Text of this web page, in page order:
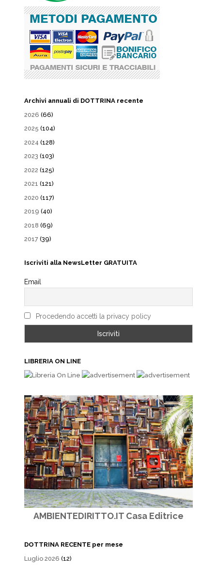
Archivi annuali di DOTTRINA recente
2026 (66)
2025 (104)
2024 (128)
2023 (103)
2022 (125)
2021 (121)
2020 (117)
2019 (40)
2018 (69)
2017 (39)
Iscriviti alla NewsLetter GRATUITA
Email
Procedendo accetti la privacy policy
LIBRERIA ON LINE
AMBIENTEDIRITTO.IT Casa Editrice
DOTTRINA RECENTE per mese
Luglio 2026 (12)